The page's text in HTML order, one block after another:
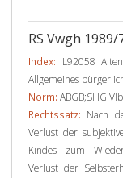
RS Vwgh
Index: L92058
Allgemeines
Norm: ABGB;SHG
Rechtssatz: Nach
Verlust der
Kindes zum
Verlust der